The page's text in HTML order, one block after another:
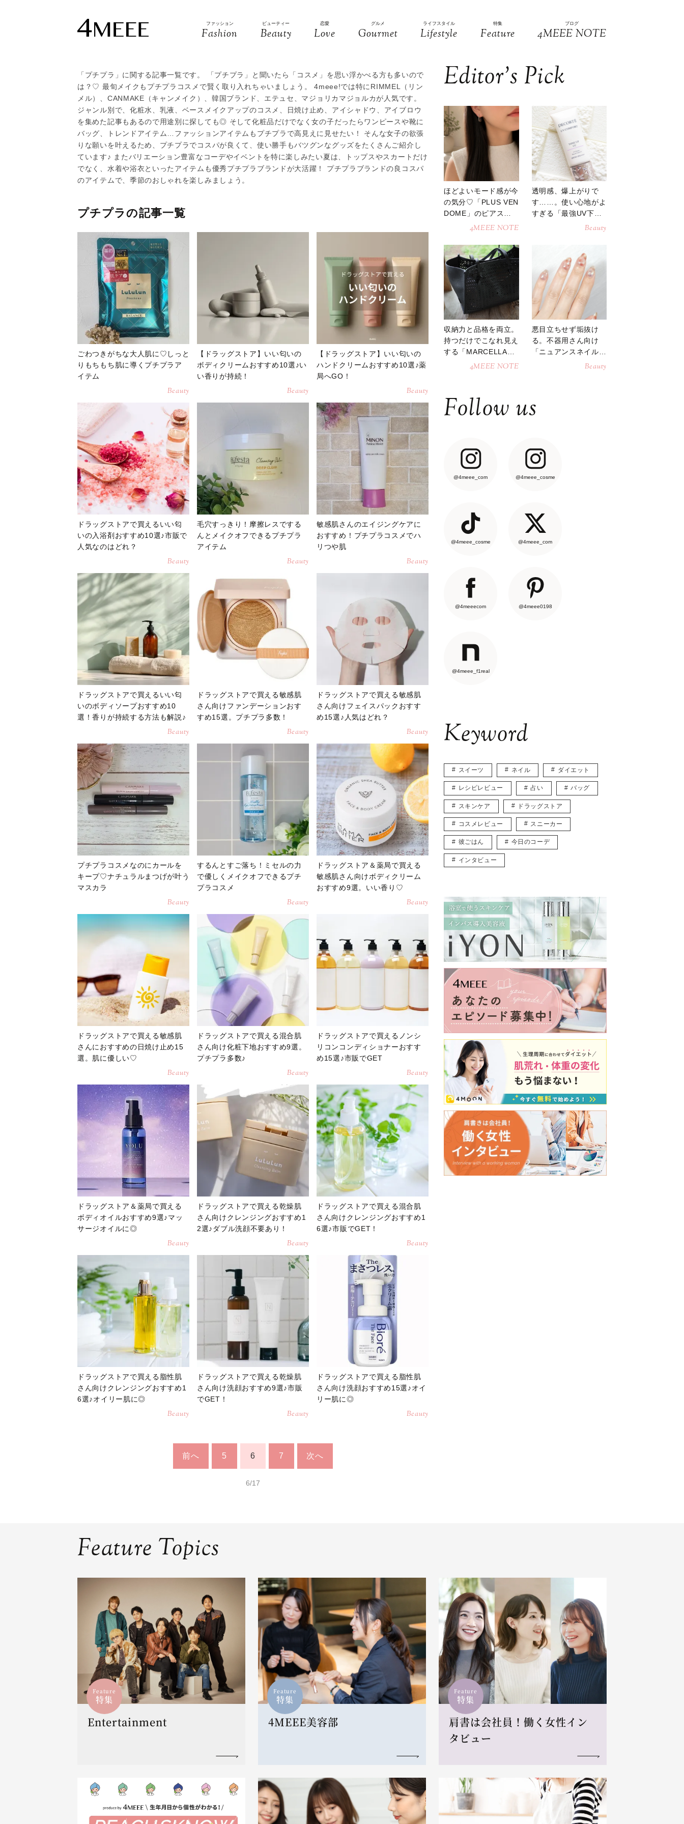
ファッション
Fashion
ビューティー
Beauty
恋愛
Love
グルメ
Gourmet
ライフスタイル
Lifestyle
特集
Feature
ブログ
4MEEE NOTE
「プチプラ」に関する記事一覧です。 「プチプラ」と聞いたら「コスメ」を思い浮かべる方も多いので
は？♡ 最旬メイクもプチプラコスメで賢く取り入れちゃいましょう。 4meee!では特にRIMMEL（リン
メル）、CANMAKE（キャンメイク）、韓国ブランド、エテュセ、マジョリカマジョルカが人気です。
ジャンル別で、化粧水、乳液、ベースメイクアップのコスメ、日焼け止め、アイシャドウ、アイブロウ
を集めた記事もあるので用途別に探しても◎ そして化粧品だけでなく女の子だったらワンピースや靴に
バッグ、トレンドアイテム…ファッションアイテムもプチプラで高見えに見せたい！ そんな女子の欲張
りな願いを叶えるため、プチプラでコスパが良くて、使い勝手もバツグンなグッズをたくさんご紹介し
ています♪ またバリエーション豊富なコーデやイベントを特に楽しみたい夏は、トップスやスカートだけ
でなく、水着や浴衣といったアイテムも優秀プチプラブランドが大活躍！ プチプラブランドの良コスパ
のアイテムで、季節のおしゃれを楽しみましょう。
プチプラの記事一覧
ごわつきがちな大人肌に♡しっと
りもちもち肌に導くプチプラア
イテム
Beauty
【ドラッグストア】いい匂いの
ボディクリームおすすめ10選♪い
い香りが持続！
Beauty
【ドラッグストア】いい匂いの
ハンドクリームおすすめ10選♪薬
局へGO！
Beauty
ドラッグストアで買えるいい匂
いの入浴剤おすすめ10選♪市販で
人気なのはどれ？
Beauty
毛穴すっきり！摩擦レスでする
んとメイクオフできるプチプラ
アイテム
Beauty
敏感肌さんのエイジングケアに
おすすめ！プチプラコスメでハ
リつや肌
Beauty
ドラッグストアで買えるいい匂
いのボディソープおすすめ10
選！香りが持続する方法も解説♪
Beauty
ドラッグストアで買える敏感肌
さん向けファンデーションおす
すめ15選。プチプラ多数！
Beauty
ドラッグストアで買える敏感肌
さん向けフェイスパックおすす
め15選♪人気はどれ？
Beauty
プチプラコスメなのにカールを
キープ♡ナチュラルまつげが叶う
マスカラ
Beauty
するんとすご落ち！ミセルの力
で優しくメイクオフできるプチ
プラコスメ
Beauty
ドラッグストア＆薬局で買える
敏感肌さん向けボディクリーム
おすすめ9選。いい香り♡
Beauty
ドラッグストアで買える敏感肌
さんにおすすめの日焼け止め15
選。肌に優しい♡
Beauty
ドラッグストアで買える混合肌
さん向け化粧下地おすすめ9選。
プチプラ多数♪
Beauty
ドラッグストアで買えるノンシ
リコンコンディショナーおすす
め15選♪市販でGET
Beauty
ドラッグストア＆薬局で買える
ボディオイルおすすめ9選♪マッ
サージオイルに◎
Beauty
ドラッグストアで買える乾燥肌
さん向けクレンジングおすすめ1
2選♪ダブル洗顔不要あり！
Beauty
ドラッグストアで買える混合肌
さん向けクレンジングおすすめ1
6選♪市販でGET！
Beauty
ドラッグストアで買える脂性肌
さん向けクレンジングおすすめ1
6選♪オイリー肌に◎
Beauty
ドラッグストアで買える乾燥肌
さん向け洗顔おすすめ9選♪市販
でGET！
Beauty
ドラッグストアで買える脂性肌
さん向け洗顔おすすめ15選♪オイ
リー肌に◎
Beauty
前へ 5 6 7 次へ
6/17
Editor’s Pick
ほどよいモード感が今
の気分♡「PLUS VEN
DOME」のピアスが
4MEEE NOTE
透明感、爆上がりで
す……。使い心地がよ
すぎる「最強UV下
Beauty
収納力と品格を両立。
持つだけでこなれ見え
する「MARCELLAト
ートバッグ」4MEEE NOTE
悪目立ちせず垢抜け
る。不器用さん向け
「ニュアンスネイル」
Beauty
Follow us
@4meee_com @4meee_cosme
@4meee_cosme @4meee_com
@4meeecom @4meee0198
@4meee_f1real
Keyword
スイーツ ネイル ダイエット
レシピレビュー 占い バッグ
スキンケア ドラッグストア
コスメレビュー スニーカー
彼ごはん 今日のコーデ
インタビュー
Feature Topics
Feature
特集
Entertainment
Feature
特集
4MEEE美容部
Feature
特集
肩書は会社員！働く女性イン
タビュー